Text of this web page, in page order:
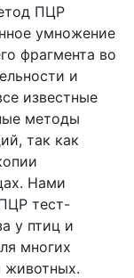
ПЦР
умножение
фрагмента во
и
известные
методы
так как
Нами
тест-
у птиц и
многих
животных.